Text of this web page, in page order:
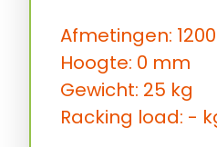
Afmetingen:
Hoogte: 0 mm
Gewicht: 25 kg
Racking load: -